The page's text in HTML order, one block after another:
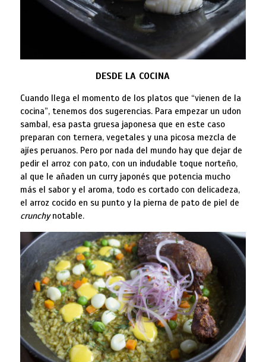
DESDE LA COCINA
Cuando llega el momento de los platos que “vienen de la
cocina”, tenemos dos sugerencias. Para empezar un udon
sambal, esa pasta gruesa japonesa que en este caso
preparan con ternera, vegetales y una picosa mezcla de
ajíes peruanos. Pero por nada del mundo hay que dejar de
pedir el arroz con pato, con un indudable toque norteño,
al que le añaden un curry japonés que potencia mucho
más el sabor y el aroma, todo es cortado con delicadeza,
el arroz cocido en su punto y la pierna de pato de piel de
crunchynotable.